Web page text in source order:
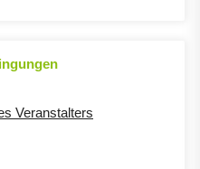
Veranstalters